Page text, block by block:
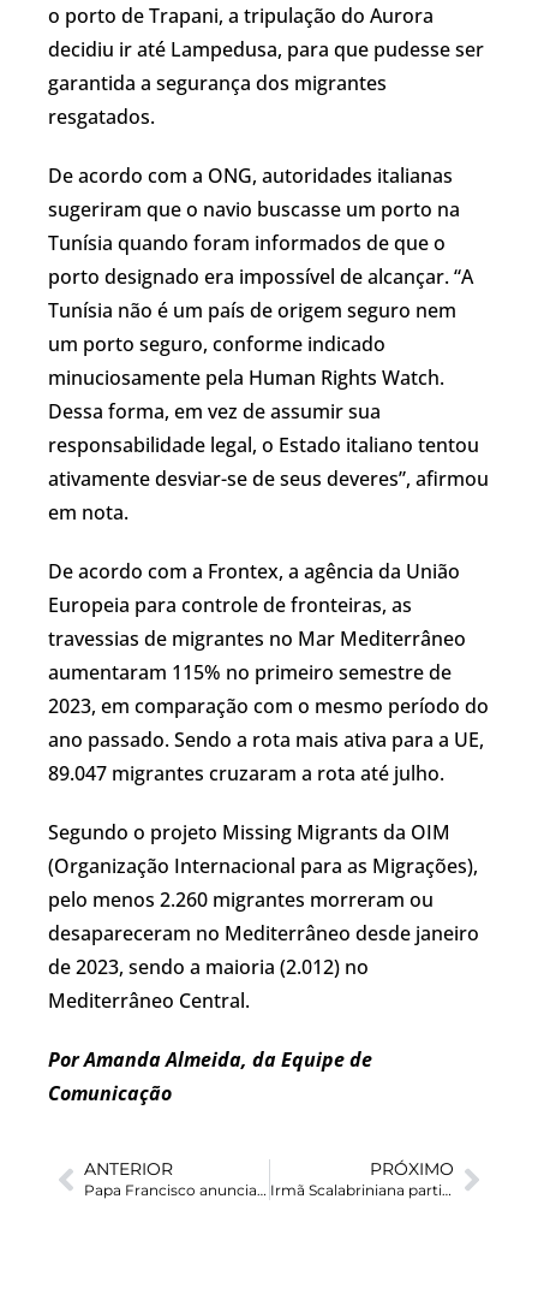
o porto de Trapani, a tripulação do Aurora
decidiu ir até Lampedusa, para que pudesse ser
garantida a segurança dos migrantes
resgatados.
De acordo com a ONG, autoridades italianas
sugeriram que o navio buscasse um porto na
Tunísia quando foram informados de que o
porto designado era impossível de alcançar. “A
Tunísia não é um país de origem seguro nem
um porto seguro, conforme indicado
minuciosamente pela Human Rights Watch.
Dessa forma, em vez de assumir sua
responsabilidade legal, o Estado italiano tentou
ativamente desviar-se de seus deveres”, afirmou
em nota.
De acordo com a Frontex, a agência da União
Europeia para controle de fronteiras, as
travessias de migrantes no Mar Mediterrâneo
aumentaram 115% no primeiro semestre de
2023, em comparação com o mesmo período do
ano passado. Sendo a rota mais ativa para a UE,
89.047 migrantes cruzaram a rota até julho.
Segundo o projeto Missing Migrants da OIM
(Organização Internacional para as Migrações),
pelo menos 2.260 migrantes morreram ou
desapareceram no Mediterrâneo desde janeiro
de 2023, sendo a maioria (2.012) no
Mediterrâneo Central.
Por Amanda Almeida, da Equipe de
Comunicação
ANTERIOR
Papa Francisco anuncia segunda parte da encíclica Laudato Si’
PRÓXIMO
Irmã Scalabriniana participa do Retiro do Conselho Missionário da Diocese de Cuiabá